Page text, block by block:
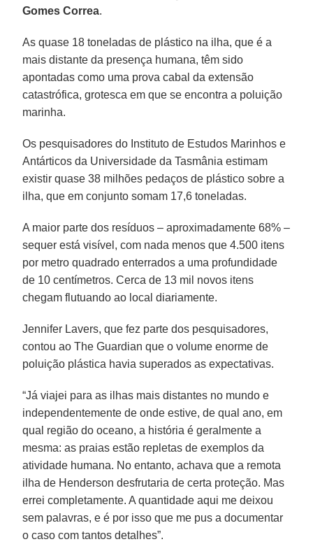
Gomes Correa.
As quase 18 toneladas de plástico na ilha, que é a
mais distante da presença humana, têm sido
apontadas como uma prova cabal da extensão
catastrófica, grotesca em que se encontra a poluição
marinha.
Os pesquisadores do Instituto de Estudos Marinhos e
Antárticos da Universidade da Tasmânia estimam
existir quase 38 milhões pedaços de plástico sobre a
ilha, que em conjunto somam 17,6 toneladas.
A maior parte dos resíduos – aproximadamente 68% –
sequer está visível, com nada menos que 4.500 itens
por metro quadrado enterrados a uma profundidade
de 10 centímetros. Cerca de 13 mil novos itens
chegam flutuando ao local diariamente.
Jennifer Lavers, que fez parte dos pesquisadores,
contou ao The Guardian que o volume enorme de
poluição plástica havia superados as expectativas.
“Já viajei para as ilhas mais distantes no mundo e
independentemente de onde estive, de qual ano, em
qual região do oceano, a história é geralmente a
mesma: as praias estão repletas de exemplos da
atividade humana. No entanto, achava que a remota
ilha de Henderson desfrutaria de certa proteção. Mas
errei completamente. A quantidade aqui me deixou
sem palavras, e é por isso que me pus a documentar
o caso com tantos detalhes”.